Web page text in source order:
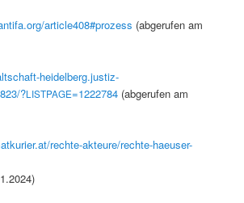
article408#prozess (abgerufen am
heidelberg.justiz-
?LISTPAGE=1222784 (abgerufen am
rechte-akteure/rechte-haeuser-